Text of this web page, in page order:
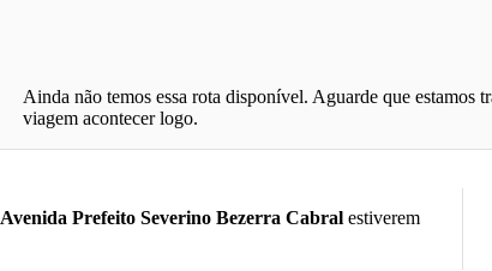
Ainda não temos essa rota disponível. Aguarde que estamos
viagem acontecer logo.
Avenida Prefeito Severino Bezerra Cabral estiverem